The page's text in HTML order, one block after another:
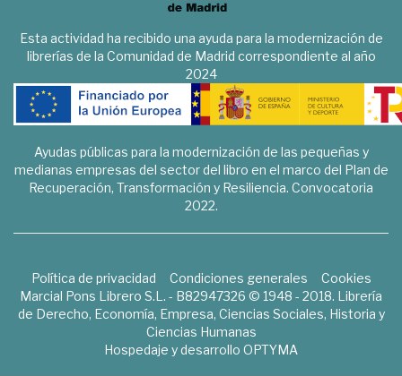
Esta actividad ha recibido una ayuda para la modernización de
librerías de la Comunidad de Madrid correspondiente al año
2024
Ayudas públicas para la modernización de las pequeñas y
medianas empresas del sector del libro en el marco del Plan de
Recuperación, Transformación y Resiliencia. Convocatoria
2022.
Política de privacidad Condiciones generales
Cookies
Marcial Pons Librero S.L. - B82947326 © 1948 - 2018. Librería
de Derecho, Economía, Empresa, Ciencias Sociales, Historia y
Ciencias Humanas
Hospedaje y desarrollo OPTYMA